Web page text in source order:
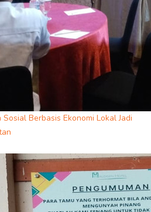
Berbasis Ekonomi Lokal Jadi